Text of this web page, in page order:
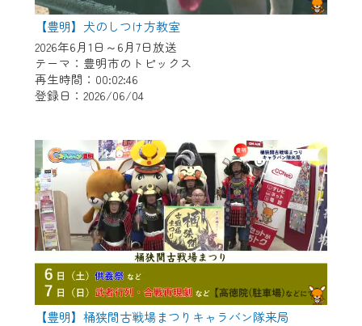
【豊明】犬のしつけ方教室
2026年6月1日～6月7日放送
テーマ：豊明市のトピックス
再生時間：00:02:46
登録日：2026/06/04
【豊明】桶狭間古戦場まつりキャラバン隊来局